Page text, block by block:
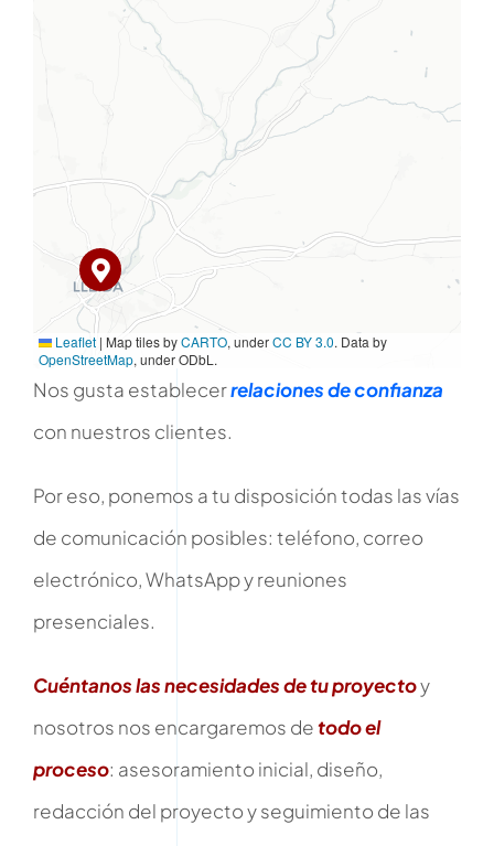
Leaflet | Map tiles byCARTO, underCC BY 3.0. Data by
OpenStreetMap, under ODbL.
Nos gusta establecerrelaciones de confianza
con nuestros clientes.
Por eso, ponemos a tu disposición todas las vías
de comunicación posibles: teléfono, correo
electrónico, WhatsApp y reuniones
presenciales.
Cuéntanos las necesidades de tu proyectoy
nosotros nos encargaremos detodo el
proceso: asesoramiento inicial, diseño,
redacción del proyecto y seguimiento de las